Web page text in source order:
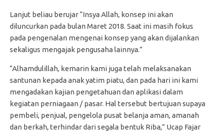
Lanjut beliau berujar “Insya Allah, konsep ini akan
diluncurkan pada bulan Maret 2018. Saat ini masih fokus
pada pengenalan mengenai konsep yang akan dijalankan
sekaligus mengajak pengusaha lainnya.”
“Alhamdulillah, kemarin kami juga telah melaksanakan
santunan kepada anak yatim piatu, dan pada hari ini kami
mengadakan kajian pengetahuan dan aplikasi dalam
kegiatan perniagaan / pasar. Hal tersebut bertujuan supaya
pembeli, penjual, pengelola pusat belanja aman, amanah
dan berkah, terhindar dari segala bentuk Riba,” Ucap Fajar